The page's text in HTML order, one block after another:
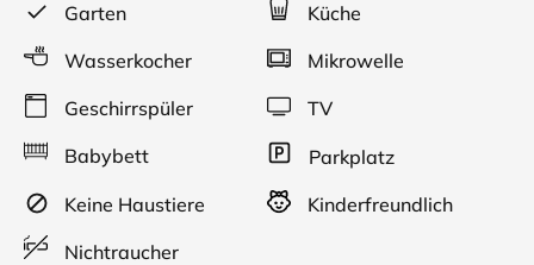
Garten
Küche
Wasserkocher
Mikrowelle
Geschirrspüler
TV
Babybett
Parkplatz
Keine Haustiere
Kinderfreundlich
Nichtraucher